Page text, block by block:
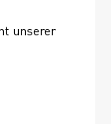
unserer